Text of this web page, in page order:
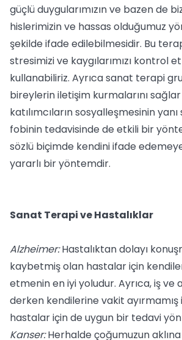
güçlü duygularımızın ve bazen de
hislerimizin ve hassas olduğumuz
şekilde ifade edilebilmesidir. Bu
stresimizi ve kaygılarımızı kontrol
kullanabiliriz. Ayrıca sanat terapi
bireylerin iletişim kurmalarını
katılımcıların sosyalleşmesinin yanı
fobinin tedavisinde de etkili bir
sözlü biçimde kendini ifade
yararlı bir yöntemdir.
Sanat Terapi ve Hastalıklar
Alzheimer:Hastalıktan dolayı
kaybetmiş olan hastalar için
etmenin en iyi yoludur. Ayrıca, iş ve
derken kendilerine vakit
hastalar için de uygun bir tedavi
Kanser:Herhalde çoğumuzun